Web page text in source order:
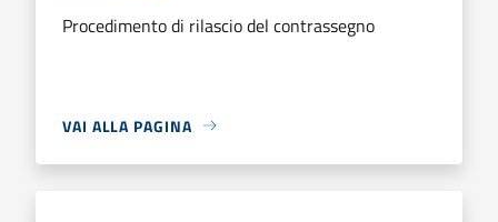
Procedimento di rilascio del contrassegno
VAI ALLA PAGINA